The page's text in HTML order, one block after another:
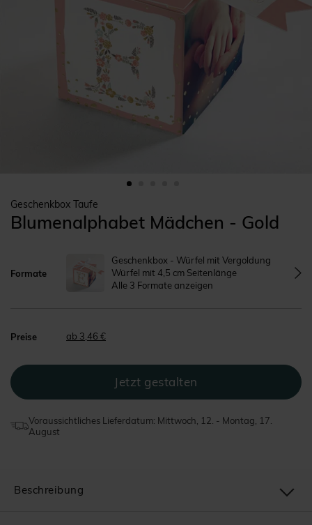
Geschenkbox Taufe
Blumenalphabet Mädchen - Gold
Formate
Geschenkbox - Würfel mit Vergoldung
Würfel mit 4,5 cm Seitenlänge
Alle 3 Formate anzeigen
Preise ab 3,46 €
Voraussichtliches Lieferdatum: Mittwoch, 12. - Montag, 17.
August
Beschreibung